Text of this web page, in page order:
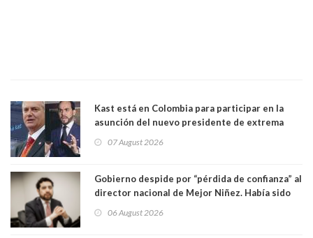
Kast está en Colombia para participar en la
asunción del nuevo presidente de extrema
07 August 2026
Gobierno despide por “pérdida de confianza” al
director nacional de Mejor Niñez. Había sido
06 August 2026